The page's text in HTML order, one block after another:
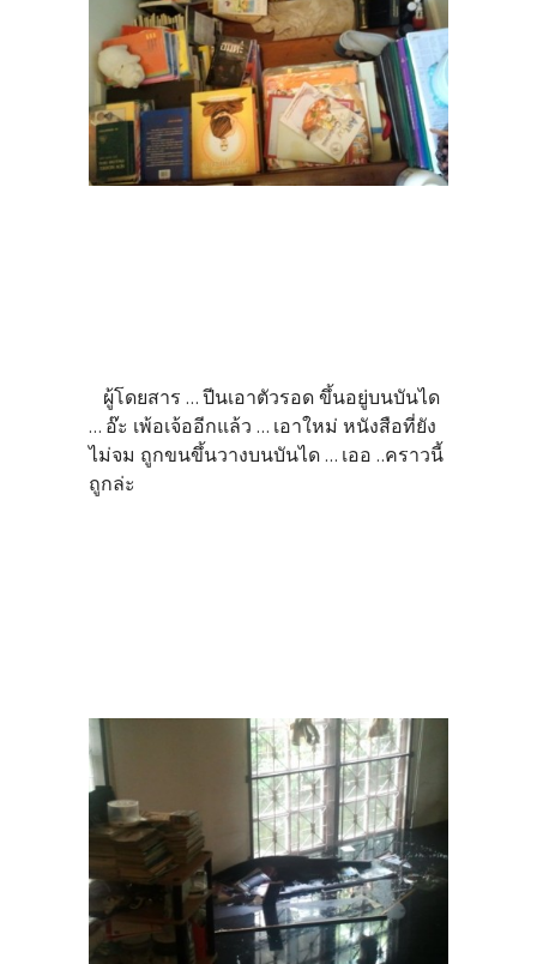
ผู้โดยสาร ... ปีนเอาตัวรอด ขึ้นอยู่บนบันได
... อ๊ะ เพ้อเจ้ออีกแล้ว ... เอาใหม่ หนังสือที่ยัง
ไม่จม ถูกขนขึ้นวางบนบันได ... เออ ..คราวนี้
ถูกล่ะ